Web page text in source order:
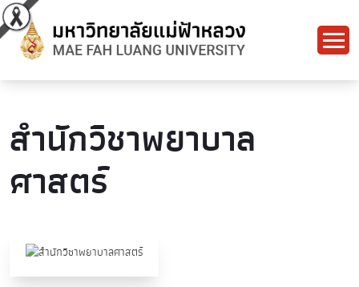
สำนักวิชาพยาบาล
ศาสตร์